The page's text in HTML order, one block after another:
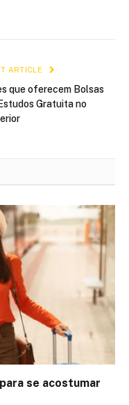
ARTICLE
que oferecem Bolsas
Gratuita no
se acostumar